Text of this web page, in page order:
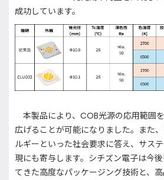
成功しています。
本製品により、COB光源の応用範囲
広げることが可能になりました。また
ルギーといった社会要求に答え、サス
現にも寄与します。シチズン電子は今
てきた高度なパッケージング技術と、